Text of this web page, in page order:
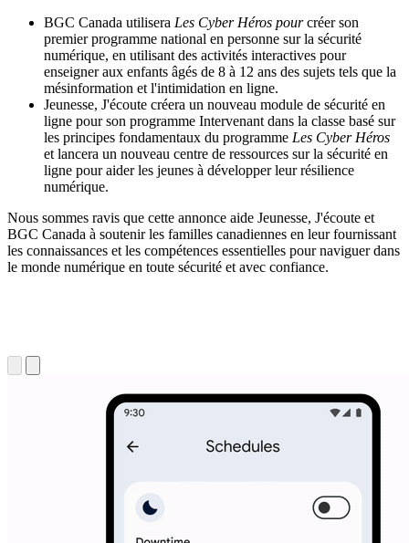
BGC Canada utilisera Les Cyber Héros pourcréer son
premier programme national en personne sur la sécurité
numérique, en utilisant des activités interactives pour
enseigner aux enfants âgés de 8 à 12 ans des sujets tels que la
mésinformation et l'intimidation en ligne.
Jeunesse, J'écoute créera un nouveau module de sécurité en
ligne pour son programme Intervenant dans la classe basé sur
les principes fondamentaux du programme Les Cyber Héros
et lancera un nouveau centre de ressources sur la sécurité en
ligne pour aider les jeunes à développer leur résilience
numérique.
Nous sommes ravis que cette annonce aide Jeunesse, J'écoute et
BGC Canada à soutenir les familles canadiennes en leur fournissant
les connaissances et les compétences essentielles pour naviguer dans
le monde numérique en toute sécurité et avec confiance.